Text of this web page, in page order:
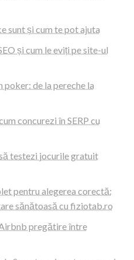
sunt și cum te pot ajuta
și cum le eviți pe site-ul
de la pereche la
concurezi în SERP cu
testezi jocurile gratuit
pentru alegerea corectă:
sănătoasă cu fiziotab.ro
pregătire între